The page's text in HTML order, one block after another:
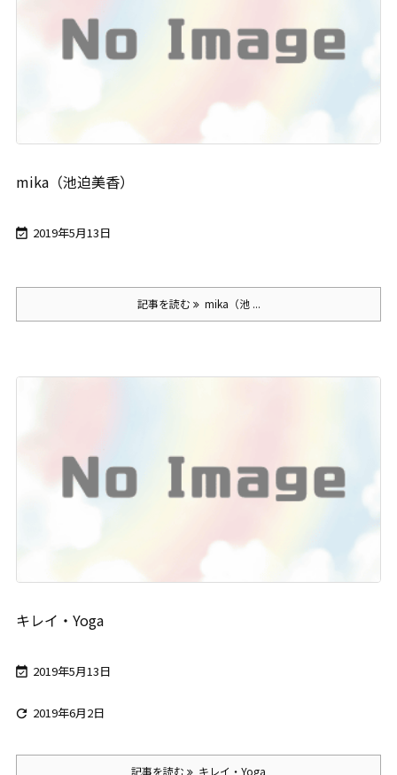
mika（池迫美香）
 2019年5月13日
記事を読む mika（池 ...
キレイ・Yoga
 2019年5月13日
 2019年6月2日
記事を読む キレイ・Yoga